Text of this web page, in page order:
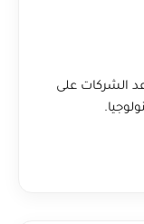
الشركات على